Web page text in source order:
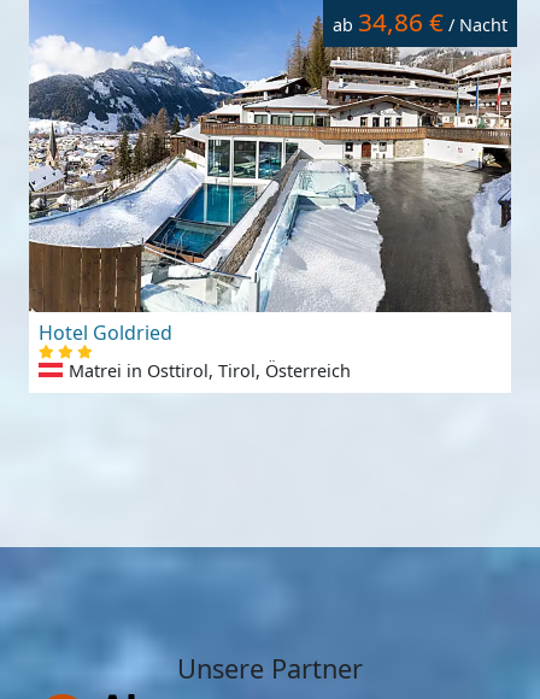
ab 34,86 € / Nacht
Hotel Goldried
Matrei in Osttirol, Tirol, Österreich
Unsere Partner